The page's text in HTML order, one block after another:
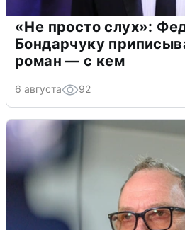
«Не просто слух»:
Бондарчуку
роман — с кем
6 августа 92